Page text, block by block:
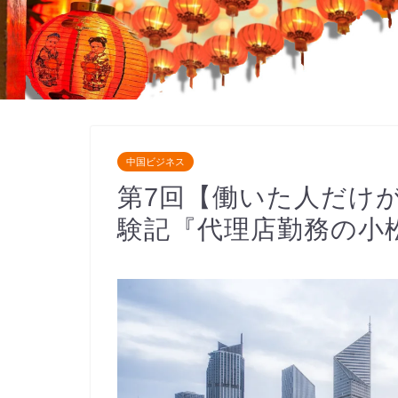
中国ビジネス
第7回【働いた人だけ
験記『代理店勤務の小